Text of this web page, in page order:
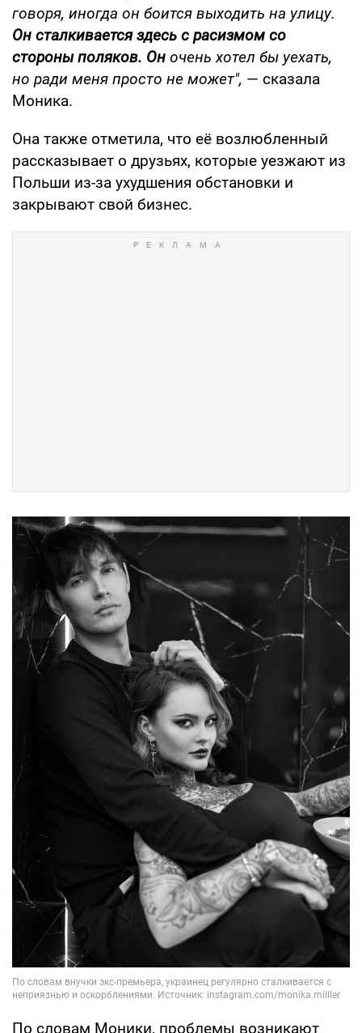
говоря, иногда он боится выходить на улицу.
Он сталкивается здесь с расизмом со
стороны поляков. Он очень хотел бы уехать,
но ради меня просто не может", — сказала
Моника.
Она также отметила, что её возлюбленный
рассказывает о друзьях, которые уезжают из
Польши из-за ухудшения обстановки и
закрывают свой бизнес.
По словам Моники, проблемы возникают